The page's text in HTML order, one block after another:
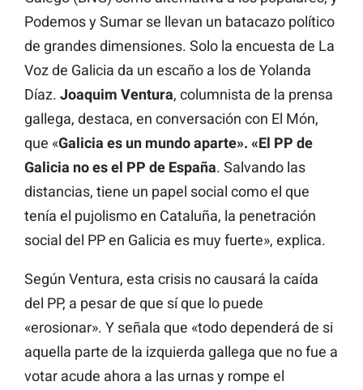
Podemos y Sumar se llevan un batacazo político
de grandes dimensiones. Solo la encuesta de La
Voz de Galicia da un escaño a los de Yolanda
Díaz. Joaquim Ventura, columnista de la prensa
gallega, destaca, en conversación con El Món,
que «Galicia es un mundo aparte». «El PP de
Galicia no es el PP de España. Salvando las
distancias, tiene un papel social como el que
tenía el pujolismo en Cataluña, la penetración
social del PP en Galicia es muy fuerte», explica.
Según Ventura, esta crisis no causará la caída
del PP, a pesar de que sí que lo puede
«erosionar». Y señala que «todo dependerá de si
aquella parte de la izquierda gallega que no fue a
votar acude ahora a las urnas y rompe el